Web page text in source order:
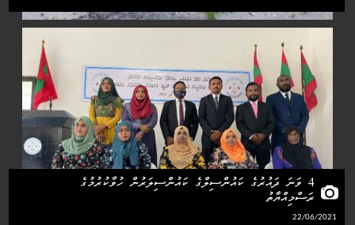
4 ވަނަ ދައުރުގެ ކައުންސިލްގެ ކައުންސިލަރުން ހުވާކުރުމުގެ
ރަސްމިއްޔާތު
22/06/2021